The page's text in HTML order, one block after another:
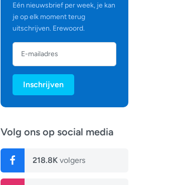
Eén nieuwsbrief per week, je kan
je op elk moment terug
uitschrijven. Erewoord.
Inschrijven
Volg ons op social media
218.8K volgers